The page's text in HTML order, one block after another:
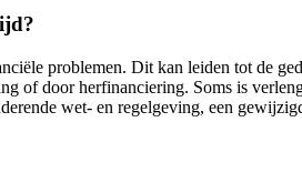
problemen. Dit kan leiden tot de
of door herfinanciering. Soms is
wet- en regelgeving, een